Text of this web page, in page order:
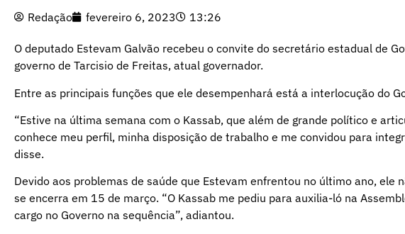
Redação fevereiro 6, 2023 13:26
O deputado Estevam Galvão recebeu o convite do secretário estadual de
governo de Tarcisio de Freitas, atual governador.
Entre as principais funções que ele desempenhará está a interlocução do
“Estive na última semana com o Kassab, que além de grande político e
conhece meu perfil, minha disposição de trabalho e me convidou para
disse.
Devido aos problemas de saúde que Estevam enfrentou no último ano, ele
se encerra em 15 de março. “O Kassab me pediu para auxilia-ló na
cargo no Governo na sequência”, adiantou.